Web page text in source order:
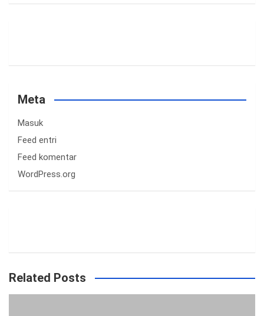
Meta
Masuk
Feed entri
Feed komentar
WordPress.org
Related Posts